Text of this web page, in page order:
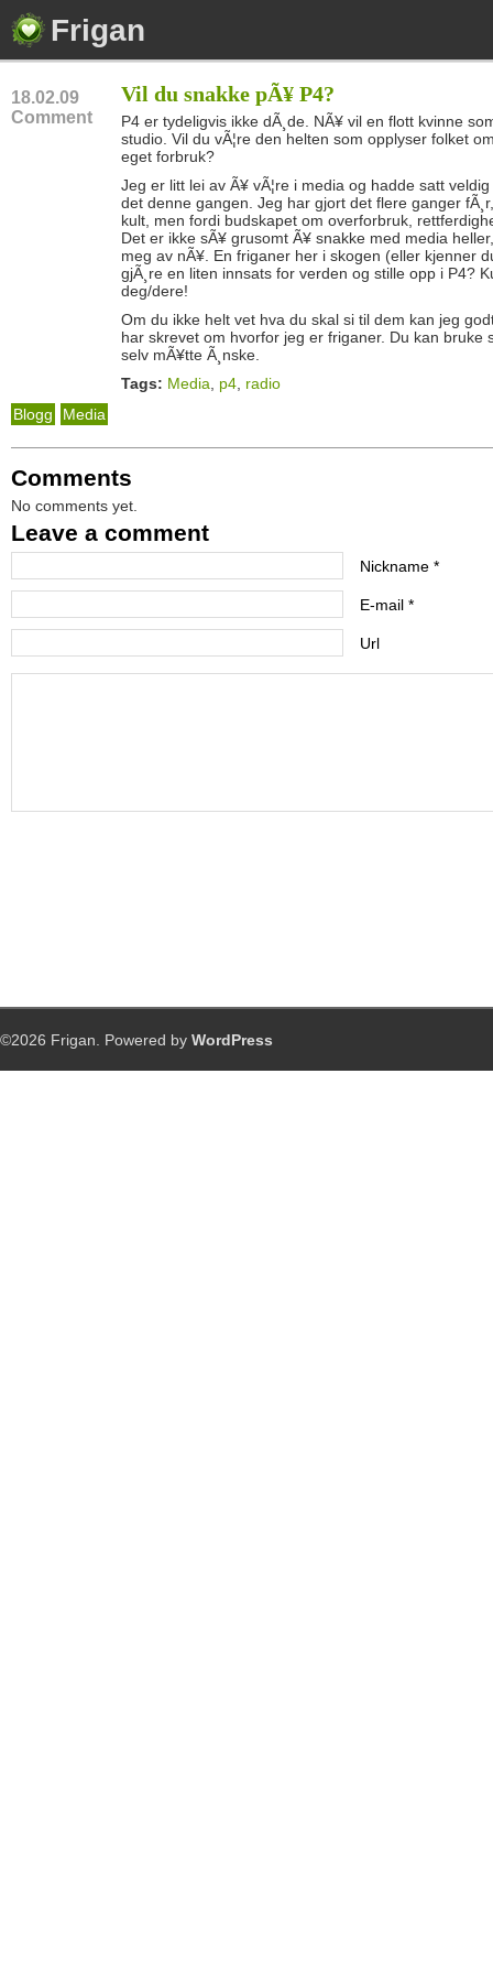
Frigan
18.02.09
Comment
Vil du snakke pÃ¥ P4?
P4 er tydeligvis ikke dÃ¸de. NÃ¥ vil en flott kvinne
studio. Vil du vÃ¦re den helten som opplyser folket
eget forbruk?
Jeg er litt lei av Ã¥ vÃ¦re i media og hadde satt
det denne gangen. Jeg har gjort det flere ganger
kult, men fordi budskapet om overforbruk,
Det er ikke sÃ¥ grusomt Ã¥ snakke med media
meg av nÃ¥. En friganer her i skogen (eller kjenner
gjÃ¸re en liten innsats for verden og stille opp i P4?
deg/dere!
Om du ikke helt vet hva du skal si til dem kan jeg
har skrevet om hvorfor jeg er friganer. Du kan bruke
selv mÃ¥tte Ã¸nske.
Tags: Media p4 radio
Blogg
Media
Comments
No comments yet.
Leave a comment
Nickname *
E-mail *
Url
©2026 Frigan. Powered by WordPress